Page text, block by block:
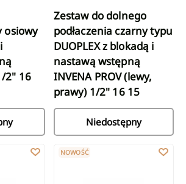
osiowy
2" 16
Zestaw do dolnego
podłaczenia czarny typu
DUOPLEX z blokadą i
nastawą wstępną
INVENA PROV (lewy,
prawy) 1/2" 16 15
Niedostępny
osiowy czarny z blokadą i nastawą
Zestaw do dolnego
NOWOŚĆ